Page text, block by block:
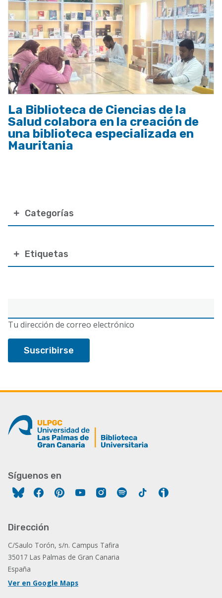
electrónico
Tu dirección de correo electrónico
Categorías
Etiquetas
La Biblioteca de Ciencias de la
Salud colabora en la creación de
una biblioteca especializada en
Mauritania
Síguenos en
FacebookPinterestYouTubeInstagram
Spotify Tiktok
Dirección
C/Saulo Torón, s/n. Campus Tafira
35017 Las Palmas de Gran Canaria
España
Ver en Google Maps